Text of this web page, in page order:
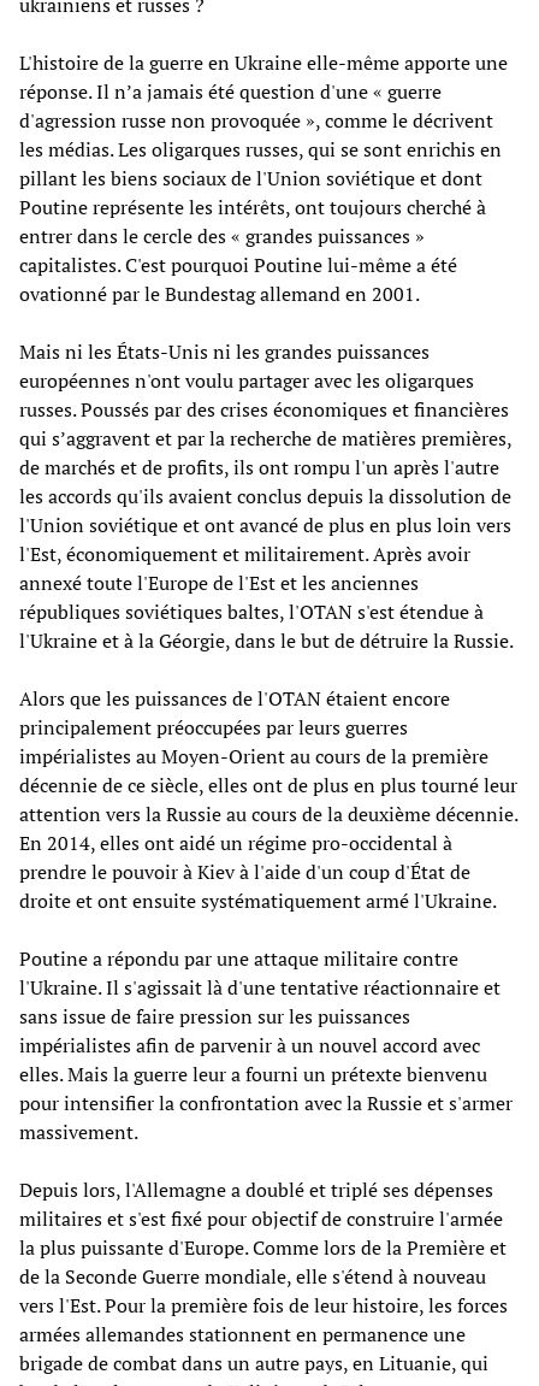
L'histoire de la guerre en Ukraine elle-même apporte une
réponse. Il n’a jamais été question d'une « guerre
d'agression russe non provoquée », comme le décrivent
les médias. Les oligarques russes, qui se sont enrichis en
pillant les biens sociaux de l'Union soviétique et dont
Poutine représente les intérêts, ont toujours cherché à
entrer dans le cercle des « grandes puissances »
capitalistes. C'est pourquoi Poutine lui-même a été
ovationné par le Bundestag allemand en 2001.
Mais ni les États-Unis ni les grandes puissances
européennes n'ont voulu partager avec les oligarques
russes. Poussés par des crises économiques et financières
qui s’aggravent et par la recherche de matières premières,
de marchés et de profits, ils ont rompu l'un après l'autre
les accords qu'ils avaient conclus depuis la dissolution de
l'Union soviétique et ont avancé de plus en plus loin vers
l'Est, économiquement et militairement. Après avoir
annexé toute l'Europe de l'Est et les anciennes
républiques soviétiques baltes, l'OTAN s'est étendue à
l'Ukraine et à la Géorgie, dans le but de détruire la Russie.
Alors que les puissances de l'OTAN étaient encore
principalement préoccupées par leurs guerres
impérialistes au Moyen-Orient au cours de la première
décennie de ce siècle, elles ont de plus en plus tourné leur
attention vers la Russie au cours de la deuxième décennie.
En 2014, elles ont aidé un régime pro-occidental à
prendre le pouvoir à Kiev à l'aide d'un coup d'État de
droite et ont ensuite systématiquement armé l'Ukraine.
Poutine a répondu par une attaque militaire contre
l'Ukraine. Il s'agissait là d'une tentative réactionnaire et
sans issue de faire pression sur les puissances
impérialistes afin de parvenir à un nouvel accord avec
elles. Mais la guerre leur a fourni un prétexte bienvenu
pour intensifier la confrontation avec la Russie et s'armer
massivement.
Depuis lors, l'Allemagne a doublé et triplé ses dépenses
militaires et s'est fixé pour objectif de construire l'armée
la plus puissante d'Europe. Comme lors de la Première et
de la Seconde Guerre mondiale, elle s'étend à nouveau
vers l'Est. Pour la première fois de leur histoire, les forces
armées allemandes stationnent en permanence une
brigade de combat dans un autre pays, en Lituanie, qui